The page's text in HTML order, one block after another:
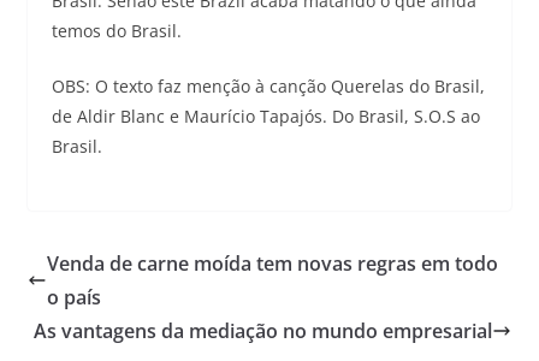
temos do Brasil.
OBS: O texto faz menção à canção Querelas do Brasil,
de Aldir Blanc e Maurício Tapajós. Do Brasil, S.O.S ao
Brasil.
Venda de carne moída tem novas regras em todo
o país
As vantagens da mediação no mundo empresarial